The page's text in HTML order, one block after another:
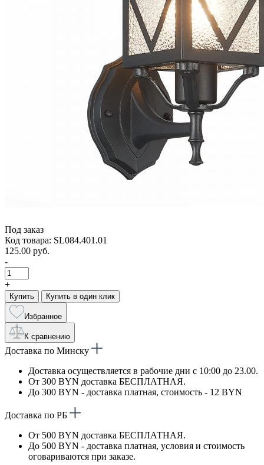
Под заказ
Код товара: SL084.401.01
125.00 руб.
-
+
Купить Купить в один клик
Избранное
К сравнению
Доставка по Минску
Доставка осуществляется в рабочие дни с 10:00 до 23.00.
От 300 BYN доставка БЕСПЛАТНАЯ.
До 300 BYN - доставка платная, стоимость - 12 BYN
Доставка по РБ
От 500 BYN доставка БЕСПЛАТНАЯ.
До 500 BYN - доставка платная, условия и стоимость
оговариваются при заказе.